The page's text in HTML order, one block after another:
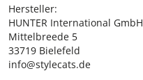
Hersteller:
HUNTER International GmbH
Mittelbreede 5
33719 Bielefeld
info@stylecats.de